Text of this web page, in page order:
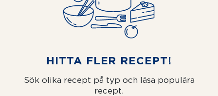
HITTA FLER RECEPT!
Sök olika recept på typ och läsa populära
recept.